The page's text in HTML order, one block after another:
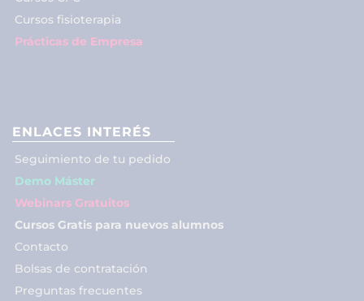
Cursos fisioterapia
Prácticas de Empresa
ENLACES INTERÉS
Seguimiento de tu pedido
Demo Máster
Webinars Gratuitos
Cursos Gratis para nuevos alumnos
Contacto
Bolsas de contratación
Preguntas frecuentes